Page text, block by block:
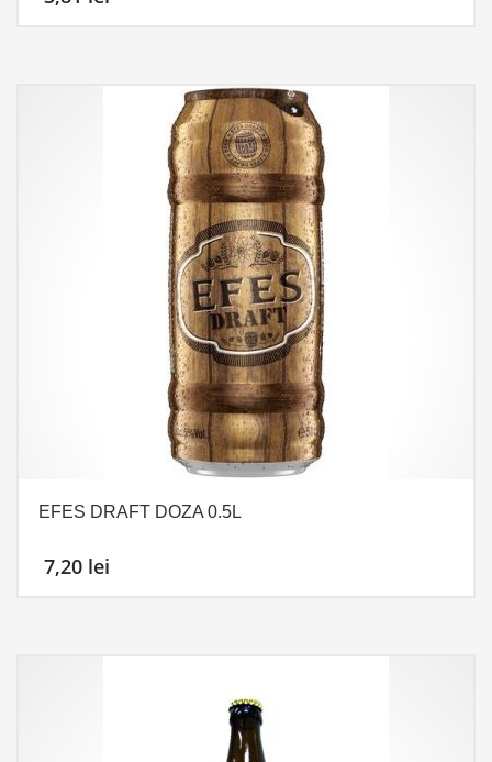
EFES DRAFT DOZA 0.5L
7,20 lei